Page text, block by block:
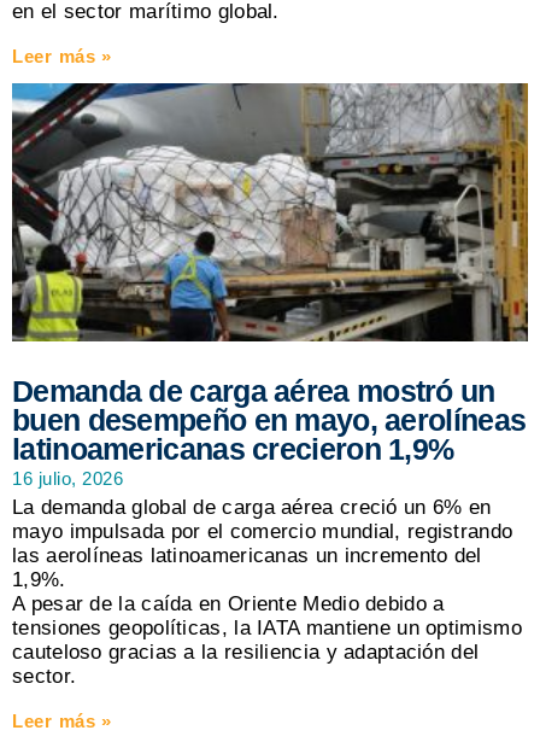
en el sector marítimo global.
Leer más »
Demanda de carga aérea mostró un
buen desempeño en mayo, aerolíneas
latinoamericanas crecieron 1,9%
16 julio, 2026
La demanda global de carga aérea creció un 6% en
mayo impulsada por el comercio mundial, registrando
las aerolíneas latinoamericanas un incremento del
1,9%.
A pesar de la caída en Oriente Medio debido a
tensiones geopolíticas, la IATA mantiene un optimismo
cauteloso gracias a la resiliencia y adaptación del
sector.
Leer más »